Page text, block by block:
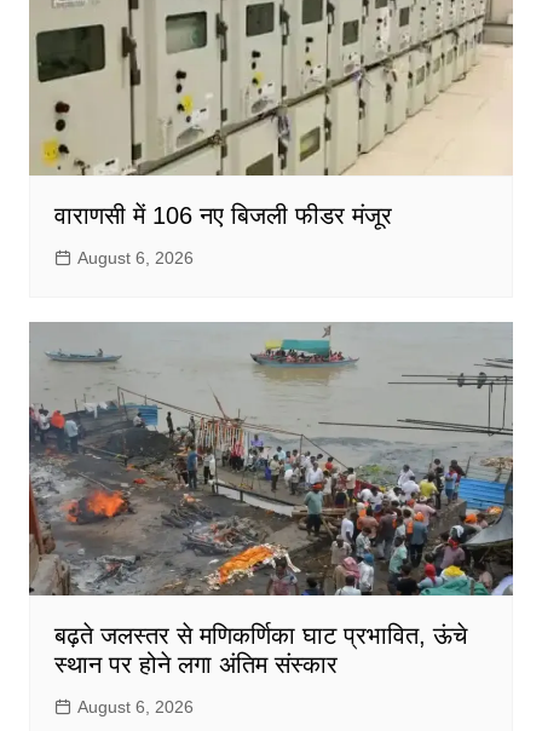
वाराणसी में 106 नए बिजली फीडर मंजूर
August 6, 2026
बढ़ते जलस्तर से मणिकर्णिका घाट प्रभावित, ऊंचे
स्थान पर होने लगा अंतिम संस्कार
August 6, 2026